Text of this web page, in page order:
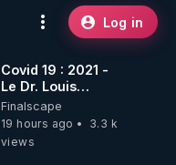
Log in
Covid 19 : 2021 -
Le Dr. Louis
Fouché renverse
le plateau de
CNews !
Finalscape
19 hours ago
3.3 k
views